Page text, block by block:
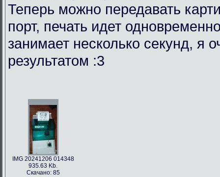
Теперь можно передавать
порт, печать идет
занимает несколько секунд, я
результатом :3
IMG 20241206 014348
935.63 Kb.
Скачано: 85